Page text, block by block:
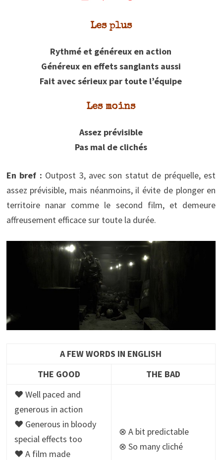
Les plus
Rythmé et généreux en action
Généreux en effets sanglants aussi
Fait avec sérieux par toute l’équipe
Les moins
Assez prévisible
Pas mal de clichés
En bref : Outpost 3, avec son statut de préquelle, est
assez prévisible, mais néanmoins, il évite de plonger en
territoire nanar comme le second film, et demeure
affreusement efficace sur toute la durée.
A FEW WORDS IN ENGLISH
THE GOOD
THE BAD
♥ Well paced and
generous in action
♥ Generous in bloody
special effects too
♥ A film made
⊗ A bit predictable
⊗ So many cliché